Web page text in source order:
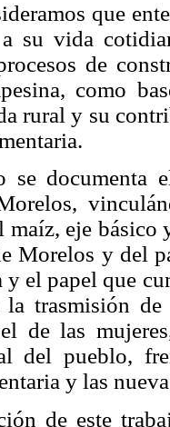
que
a su vida
de
como
rural y su
se documenta
maíz, eje
Morelos y del
y el papel que
trasmisión de
de las
del pueblo,
y las
de este